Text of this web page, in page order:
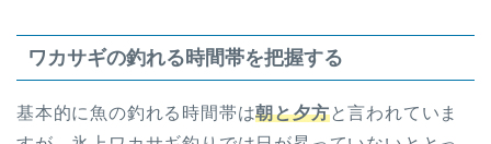
ワカサギの釣れる時間帯を把握する
基本的に魚の釣れる時間帯は朝と夕方と言われていま